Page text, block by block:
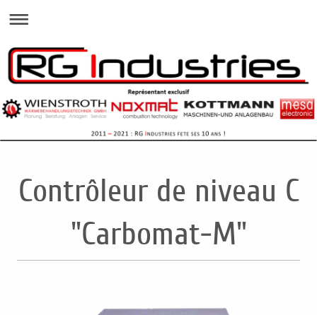
Contrôleur de niveau C
"Carbomat-M"